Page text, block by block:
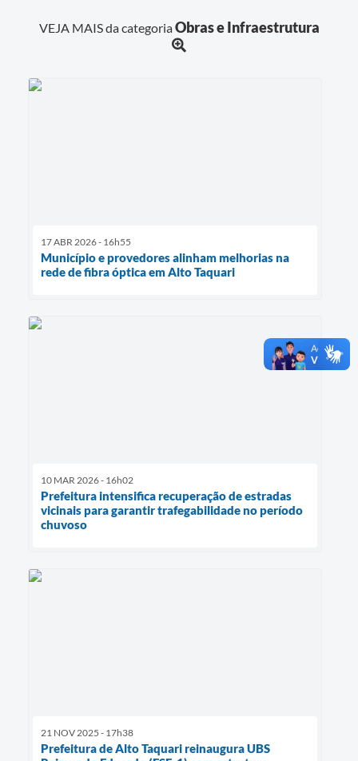
VEJA MAIS da categoriaObras e Infraestrutura
17 ABR 2026 - 16h55
Município e provedores alinham melhorias na
rede de fibra óptica em Alto Taquari
10 MAR 2026 - 16h02
Prefeitura intensifica recuperação de estradas
vicinais para garantir trafegabilidade no período
chuvoso
21 NOV 2025 - 17h38
Prefeitura de Alto Taquari reinaugura UBS